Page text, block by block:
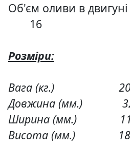
Об'єм оливи в
16
Розміри:
Вага (кг.)
Довжина (мм.)
Ширина (мм.)
Висота (мм.)